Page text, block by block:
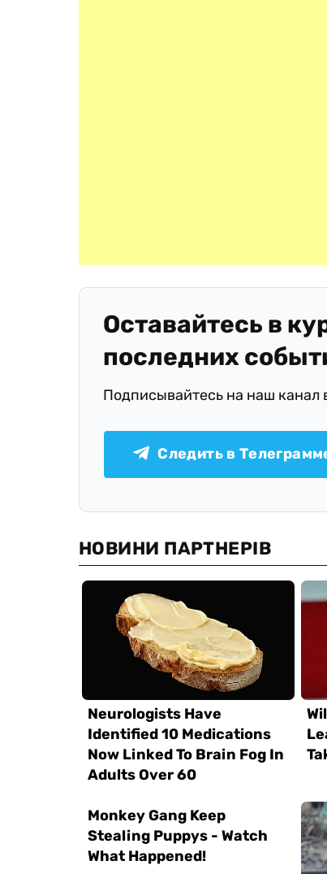
Оставайтесь в
последних
Подписывайтесь на наш канал
Следить в